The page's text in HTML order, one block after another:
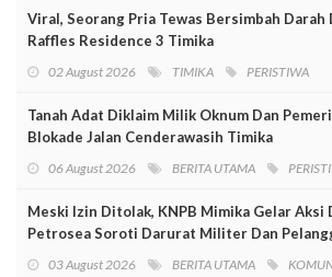
Viral, Seorang Pria Tewas Bersimbah Darah
Raffles Residence 3 Timika
02 August 2026 TIMIKA PERISTIWA
Tanah Adat Diklaim Milik Oknum Dan
Blokade Jalan Cenderawasih Timika
06 August 2026 BERITA UTAMA
Meski Izin Ditolak, KNPB Mimika Gelar Aksi
Petrosea Soroti Darurat Militer Dan
03 August 2026 BERITA UTAMA